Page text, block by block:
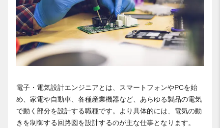
電子・電気設計エンジニアとは、スマートフォンやPCを始
め、家電や自動車、各種産業機器など、あらゆる製品の電気
で動く部分を設計する職種です。より具体的には、電気の動
きを制御する回路図を設計するのが主な仕事となります。